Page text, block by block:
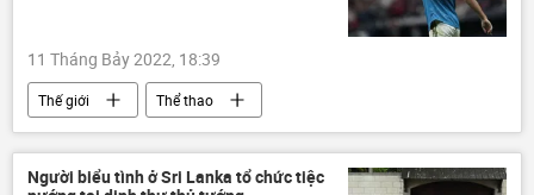
11 Tháng Bảy 2022, 18:39
Thế giới
Thể thao
Cristiano Ronaldo
Manchester United
bóng đá
Người biểu tình ở Sri Lanka tổ chức tiệc